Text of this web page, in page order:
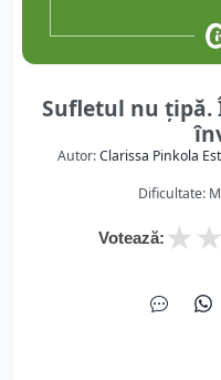
Sufletul nu țipă.
Autor:Clarissa Pinkola
Dificultate:
Votează: ★
★